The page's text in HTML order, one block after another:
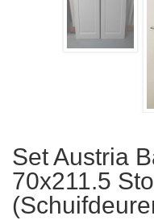
Set Austria
70x211.5